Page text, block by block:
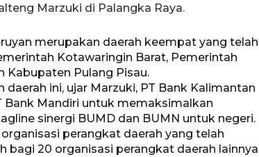
Marzuki di Palangka Raya.
merupakan daerah keempat yang telah
Kotawaringin Barat, Pemerintah
Kabupaten Pulang Pisau.
ini, ujar Marzuki, PT Bank Kalimantan
Bank Mandiri untuk memaksimalkan
sinergi BUMD dan BUMN untuk negeri.
perangkat daerah yang telah
bagi 20 organisasi perangkat daerah lainnya